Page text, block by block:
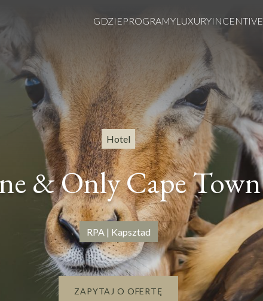
GDZIEPROGRAMYLUXURYINCENTIVE
Hotel
& Only Cape Town
RPA | Kapsztad
ZAPYTAJ O OFERTĘ